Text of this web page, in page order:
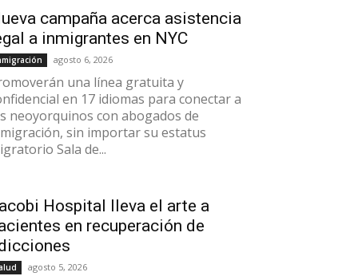
campaña acerca asistencia
a inmigrantes en NYC
agosto 6, 2026
una línea gratuita y
en 17 idiomas para conectar a
neoyorquinos con abogados de
sin importar su estatus
Sala de...
Hospital lleva el arte a
en recuperación de
agosto 5, 2026